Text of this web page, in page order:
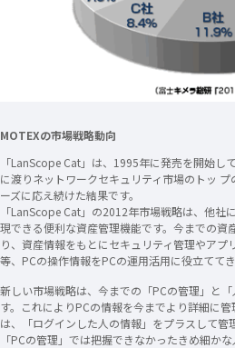
MOTEXの市場戦略動向
「LanScope Cat」は、1995年に発売を開始し
に渡りネットワークセキュリティ市場のトッ
ーズに応え続けた結果です。
「LanScope Cat」の2012年市場戦略は、他
現できる便利な資産管理機能です。今までの資
り、資産情報をもとにセキュリティ管理やアプ
等、PCの操作情報をPCの運用活用に役立ててき
新しい市場戦略は、今までの「PCの管理」と
す。これによりPCの情報を今までより詳細に
は、「ログインした人の情報」をプラスして
「PCの管理」では把握できなかったきめ細か